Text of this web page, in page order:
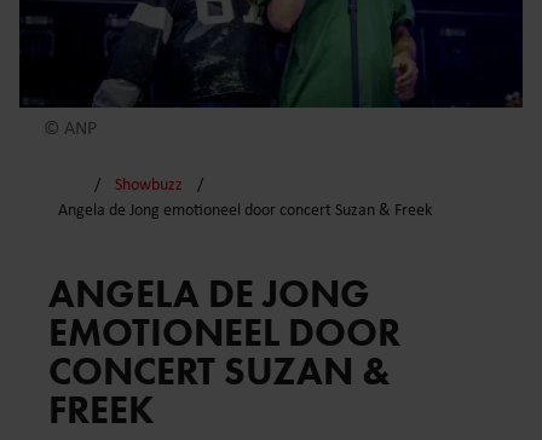
© ANP
Showbuzz
Angela de Jong emotioneel door concert Suzan & Freek
ANGELA DE JONG
EMOTIONEEL DOOR
CONCERT SUZAN &
FREEK